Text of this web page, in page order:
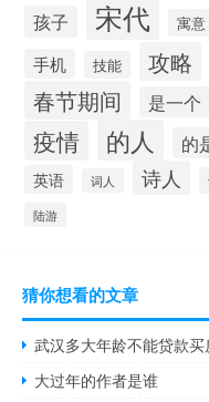
孩子 宋代 寓意
手机
技能 攻略
春节期间 是一个
疫情 的人 的
英语 词人 诗人
陆游
猜你想看的文章
武汉多大年龄不能贷款买
大过年的作者是谁